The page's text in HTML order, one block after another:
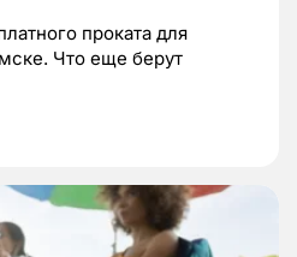
проката для
Что еще берут